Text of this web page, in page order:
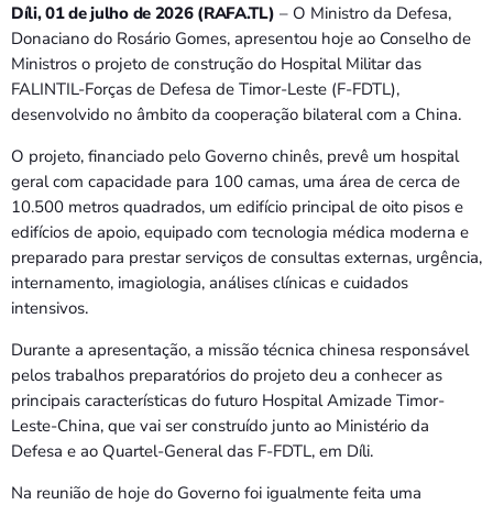
Bom dia RAFA
7:00 AM - 10:00 AM
Díli, 01 de julho de 2026 (RAFA.TL) – O Ministro da Defesa,
Donaciano do Rosário Gomes, apresentou hoje ao Conselho de
Ministros o projeto de construção do Hospital Militar das
FALINTIL-Forças de Defesa de Timor-Leste (F-FDTL),
desenvolvido no âmbito da cooperação bilateral com a China.
O projeto, financiado pelo Governo chinês, prevê um hospital
geral com capacidade para 100 camas, uma área de cerca de
10.500 metros quadrados, um edifício principal de oito pisos e
edifícios de apoio, equipado com tecnologia médica moderna e
preparado para prestar serviços de consultas externas, urgência,
internamento, imagiologia, análises clínicas e cuidados
intensivos.
Durante a apresentação, a missão técnica chinesa responsável
pelos trabalhos preparatórios do projeto deu a conhecer as
principais características do futuro Hospital Amizade Timor-
Leste-China, que vai ser construído junto ao Ministério da
Defesa e ao Quartel-General das F-FDTL, em Díli.
Na reunião de hoje do Governo foi igualmente feita uma